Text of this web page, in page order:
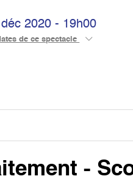
2020 - 19h00
de ce spectacle
-